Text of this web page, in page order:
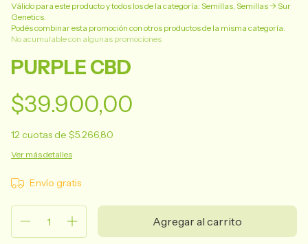
Válido para este producto y todos los de la categoría: Semillas, Semillas -> Sur
Genetics.
Podés combinar esta promoción con otros productos de la misma categoría.
No acumulable con algunas promociones
PURPLE CBD
$39.900,00
12cuotas de $5.266,80
Ver más detalles
Envío gratis